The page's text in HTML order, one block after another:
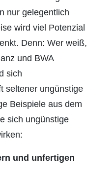
nur gelegentlich
wird viel Potenzial
Denn: Wer weiß,
und BWA
sich
seltener ungünstige
Beispiele aus dem
sich ungünstige
und unfertigen